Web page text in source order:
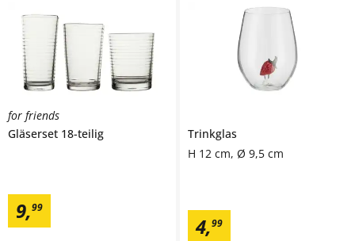
for friends
Gläserset 18-teilig
9,99
Trinkglas
H 12 cm, Ø 9,5 cm
4,99